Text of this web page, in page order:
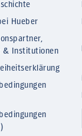
Hueber
& Institutionen